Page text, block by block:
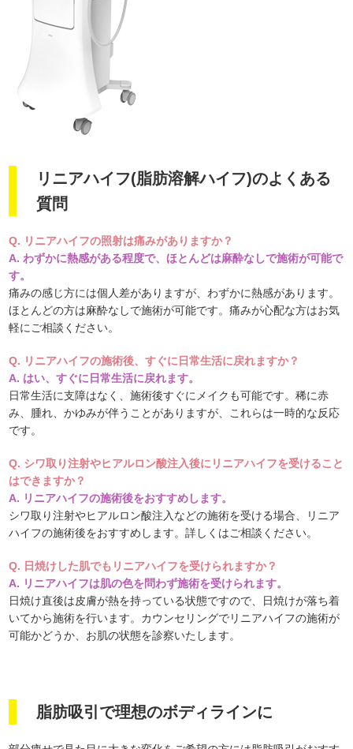
リニアハイフ(脂肪溶解ハイフ)のよくある
質問
Q. リニアハイフの照射は痛みがありますか？
A. わずかに熱感がある程度で、ほとんどは麻酔なしで施術が可能で
す。
痛みの感じ方には個人差がありますが、わずかに熱感があります。
ほとんどの方は麻酔なしで施術が可能です。痛みが心配な方はお気
軽にご相談ください。
Q. リニアハイフの施術後、すぐに日常生活に戻れますか？
A. はい、すぐに日常生活に戻れます。
日常生活に支障はなく、施術後すぐにメイクも可能です。稀に赤
み、腫れ、かゆみが伴うことがありますが、これらは一時的な反応
です。
Q. シワ取り注射やヒアルロン酸注入後にリニアハイフを受けること
はできますか？
A. リニアハイフの施術後をおすすめします。
シワ取り注射やヒアルロン酸注入などの施術を受ける場合、リニア
ハイフの施術後をおすすめします。詳しくはご相談ください。
Q. 日焼けした肌でもリニアハイフを受けられますか？
A. リニアハイフは肌の色を問わず施術を受けられます。
日焼け直後は皮膚が熱を持っている状態ですので、日焼けが落ち着
いてから施術を行います。カウンセリングでリニアハイフの施術が
可能かどうか、お肌の状態を診察いたします。
脂肪吸引で理想のボディラインに